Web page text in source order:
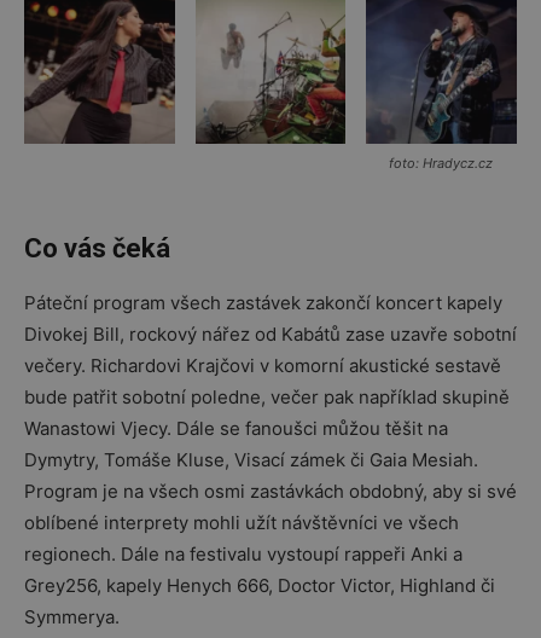
foto: Hradycz.cz
Co vás čeká
Páteční program všech zastávek zakončí koncert kapely
Divokej Bill, rockový nářez od Kabátů zase uzavře sobotní
večery. Richardovi Krajčovi v komorní akustické sestavě
bude patřit sobotní poledne, večer pak například skupině
Wanastowi Vjecy. Dále se fanoušci můžou těšit na
Dymytry, Tomáše Kluse, Visací zámek či Gaia Mesiah.
Program je na všech osmi zastávkách obdobný, aby si své
oblíbené interprety mohli užít návštěvníci ve všech
regionech. Dále na festivalu vystoupí rappeři Anki a
Grey256, kapely Henych 666, Doctor Victor, Highland či
Symmerya.